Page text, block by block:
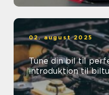
02. august 2025
Tune din bil til
introduktion til